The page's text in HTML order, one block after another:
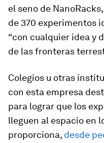
el seno de
de 370 experimentos
“con cualquier idea y
de las fronteras
Colegios u otras
con esta empresa
para lograr que los
lleguen al espacio en
proporciona, desde